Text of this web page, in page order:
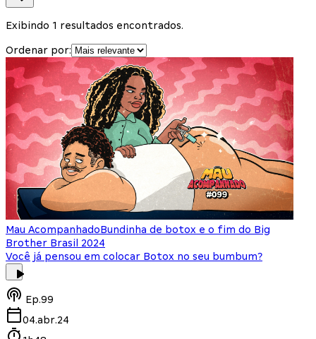
Exibindo 1 resultados encontrados.
Ordenar por:
Mau AcompanhadoBundinha de botox e o fim do Big
Brother Brasil 2024
Você já pensou em colocar Botox no seu bumbum?
Ep.99
04.abr.24